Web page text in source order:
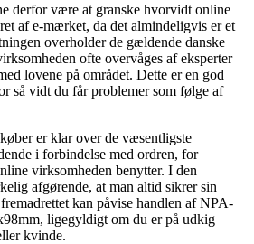
derfor være at granske hvorvidt online
af e-mærket, da det almindeligvis er et
overholder de gældende danske
ofte overvåges af eksperter
lovene på området. Dette er en god
så vidt du får problemer som følge af
er klar over de væsentligste
i forbindelse med ordren, for
virksomheden benytter. I den
afgørende, at man altid sikrer sin
kan påvise handlen af NPA-
ligegyldigt om du er på udkig
kvinde.